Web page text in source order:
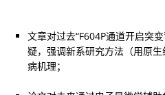
文章对过去“F604P通道开启突
疑，强调新系研究方法（用原
病机理；